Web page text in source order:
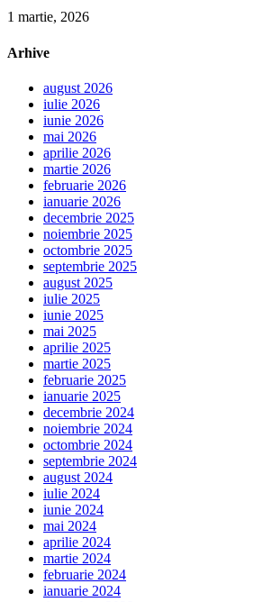
1 martie, 2026
Arhive
august 2026
iulie 2026
iunie 2026
mai 2026
aprilie 2026
martie 2026
februarie 2026
ianuarie 2026
decembrie 2025
noiembrie 2025
octombrie 2025
septembrie 2025
august 2025
iulie 2025
iunie 2025
mai 2025
aprilie 2025
martie 2025
februarie 2025
ianuarie 2025
decembrie 2024
noiembrie 2024
octombrie 2024
septembrie 2024
august 2024
iulie 2024
iunie 2024
mai 2024
aprilie 2024
martie 2024
februarie 2024
ianuarie 2024